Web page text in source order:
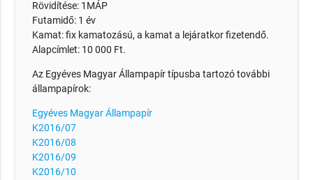
Rövidítése: 1MÁP
Futamidő: 1 év
Kamat: fix kamatozású, a kamat a lejáratkor fizetendő.
Alapcímlet: 10 000 Ft.
Az Egyéves Magyar Állampapír típusba tartozó további
állampapírok:
Egyéves Magyar Állampapír
K2016/07
K2016/08
K2016/09
K2016/10